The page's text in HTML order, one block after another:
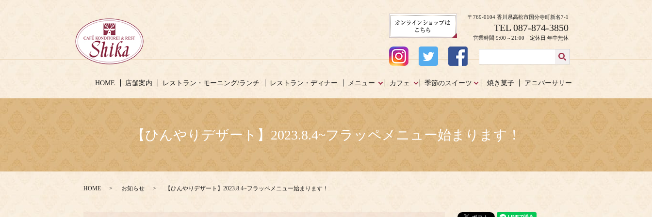
HOME 店舗案内 レストラン・モーニング/ランチ レストラン・ディナー メニュー カフェ 季節のスイーツ 焼き菓子 アニバーサリー
〒769-0104 香川県高松市国分寺町新名7-1
TEL 087-874-3850
営業時間 9:00～21:00 定休日 年中無休
【ひんやりデザート】2023.8.4~フラッペメニュー始まります！
HOME お知らせ 【ひんやりデザート】2023.8.4~フラッペメニュー始まります！